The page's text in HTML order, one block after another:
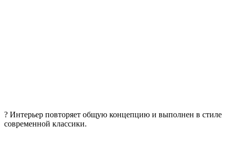
? Интерьер повторяет общую концепцию и выполнен в стиле
современной классики.